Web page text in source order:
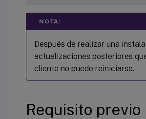
NOTA:
Después de realizar una
actualizaciones posteriores
cliente no puede reiniciarse.
Requisito previo